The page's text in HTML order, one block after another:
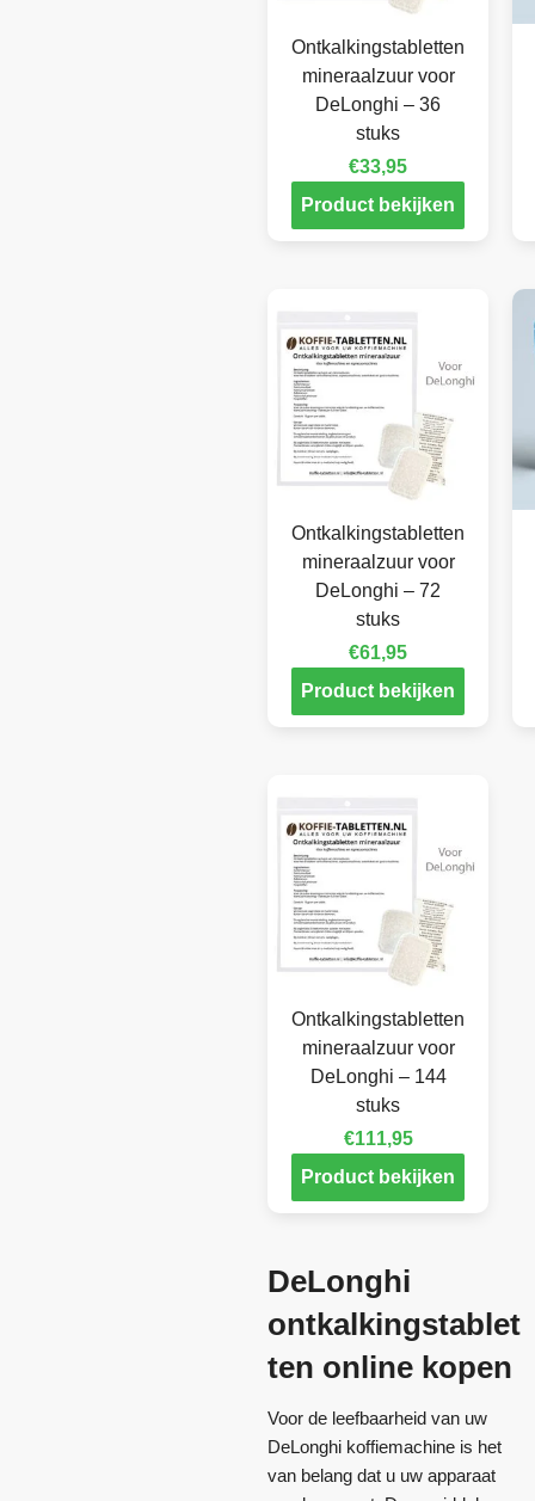
Ontkalkingstabletten
mineraalzuur voor
DeLonghi – 36
stuks
€33,95
Product bekijken
Ontkalkingstabletten
mineraalzuur voor
DeLonghi – 72
stuks
€61,95
Product bekijken
Ontkalkingstabletten
mineraalzuur voor
DeLonghi – 144
stuks
€111,95
Product bekijken
DeLonghi
ontkalkingstablet
ten online kopen
Voor de leefbaarheid van uw
DeLonghi koffiemachine is het
van belang dat u uw apparaat